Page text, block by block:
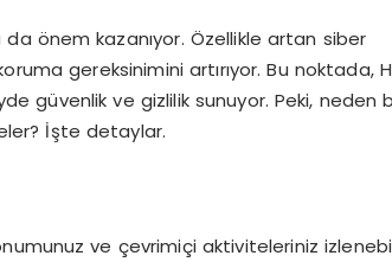
önem kazanıyor. Özellikle artan siber
gereksinimini artırıyor. Bu noktada,
güvenlik ve gizlilik sunuyor. Peki, neden
İşte detaylar.
ve çevrimiçi aktiviteleriniz